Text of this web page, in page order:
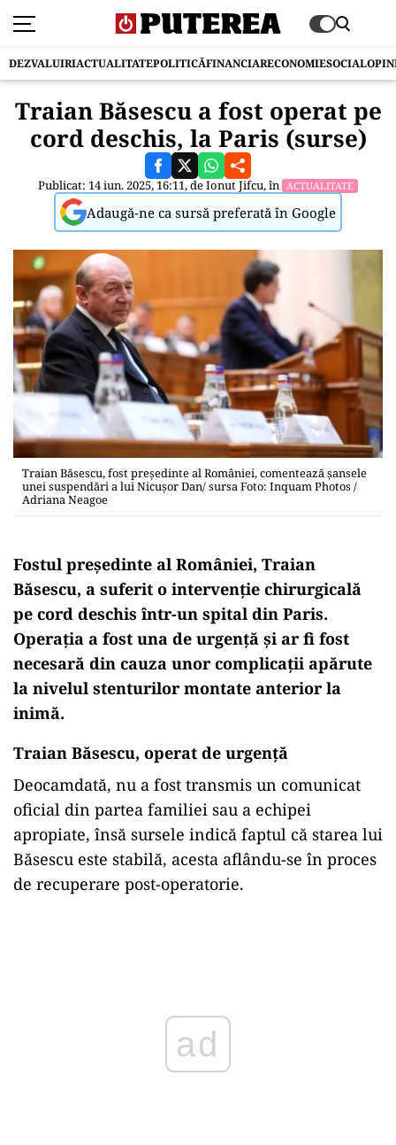
DEZVALUIRIACTUALITATEPOLITICĂFINANCIARECONOMIESOCIAL
Traian Băsescu a fost operat pe
cord deschis, la Paris (surse)
Publicat: 14 iun. 2025, 16:11, deIonut Jifcu, în ACTUALITATE
Adaugă-ne ca sursă preferată în Google
Traian Băsescu, fost președinte al României, comentează șansele
unei suspendări a lui Nicușor Dan/ sursa Foto: Inquam Photos /
Adriana Neagoe
Fostul președinte al României, Traian
Băsescu, a suferit o intervenție chirurgicală
pe cord deschis într-un spital din Paris.
Operația a fost una de urgență și ar fi fost
necesară din cauza unor complicații apărute
la nivelul stenturilor montate anterior la
inimă.
Traian Băsescu, operat de urgenţă
Deocamdată, nu a fost transmis un comunicat
oficial din partea familiei sau a echipei
apropiate, însă sursele indică faptul că starea lui
Băsescu este stabilă, acesta aflându-se în proces
de recuperare post-operatorie.